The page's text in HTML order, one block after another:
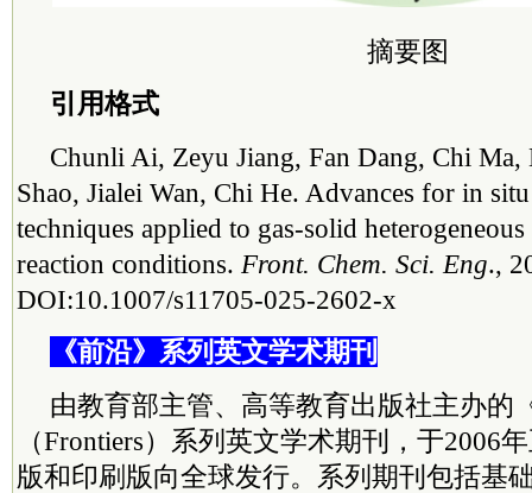
摘要图
引用格式
Chunli Ai, Zeyu Jiang, Fan Dang, Chi
Shao, Jialei Wan, Chi He. Advances for in
techniques applied to gas-solid
reaction conditions. Front. Chem. Sci. Eng.,
DOI:10.1007/s11705-025-2602-x
《前沿》系列英文学术期刊
由教育部主管、高等教育出版社主办的
（Frontiers）系列英文学术期刊，于2006
版和印刷版向全球发行。系列期刊包括基